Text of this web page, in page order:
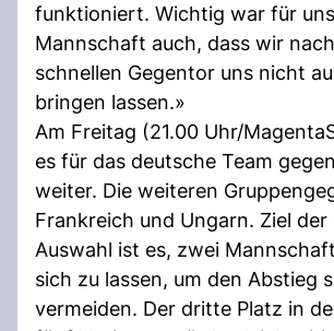
funktioniert. Wichtig war für
Mannschaft auch, dass wir
schnellen Gegentor uns nicht
bringen lassen.»
Am Freitag (21.00 Uhr/
es für das deutsche Team
weiter. Die weiteren
Frankreich und Ungarn. Ziel der
Auswahl ist es, zwei
sich zu lassen, um den Abstieg
vermeiden. Der dritte Platz in